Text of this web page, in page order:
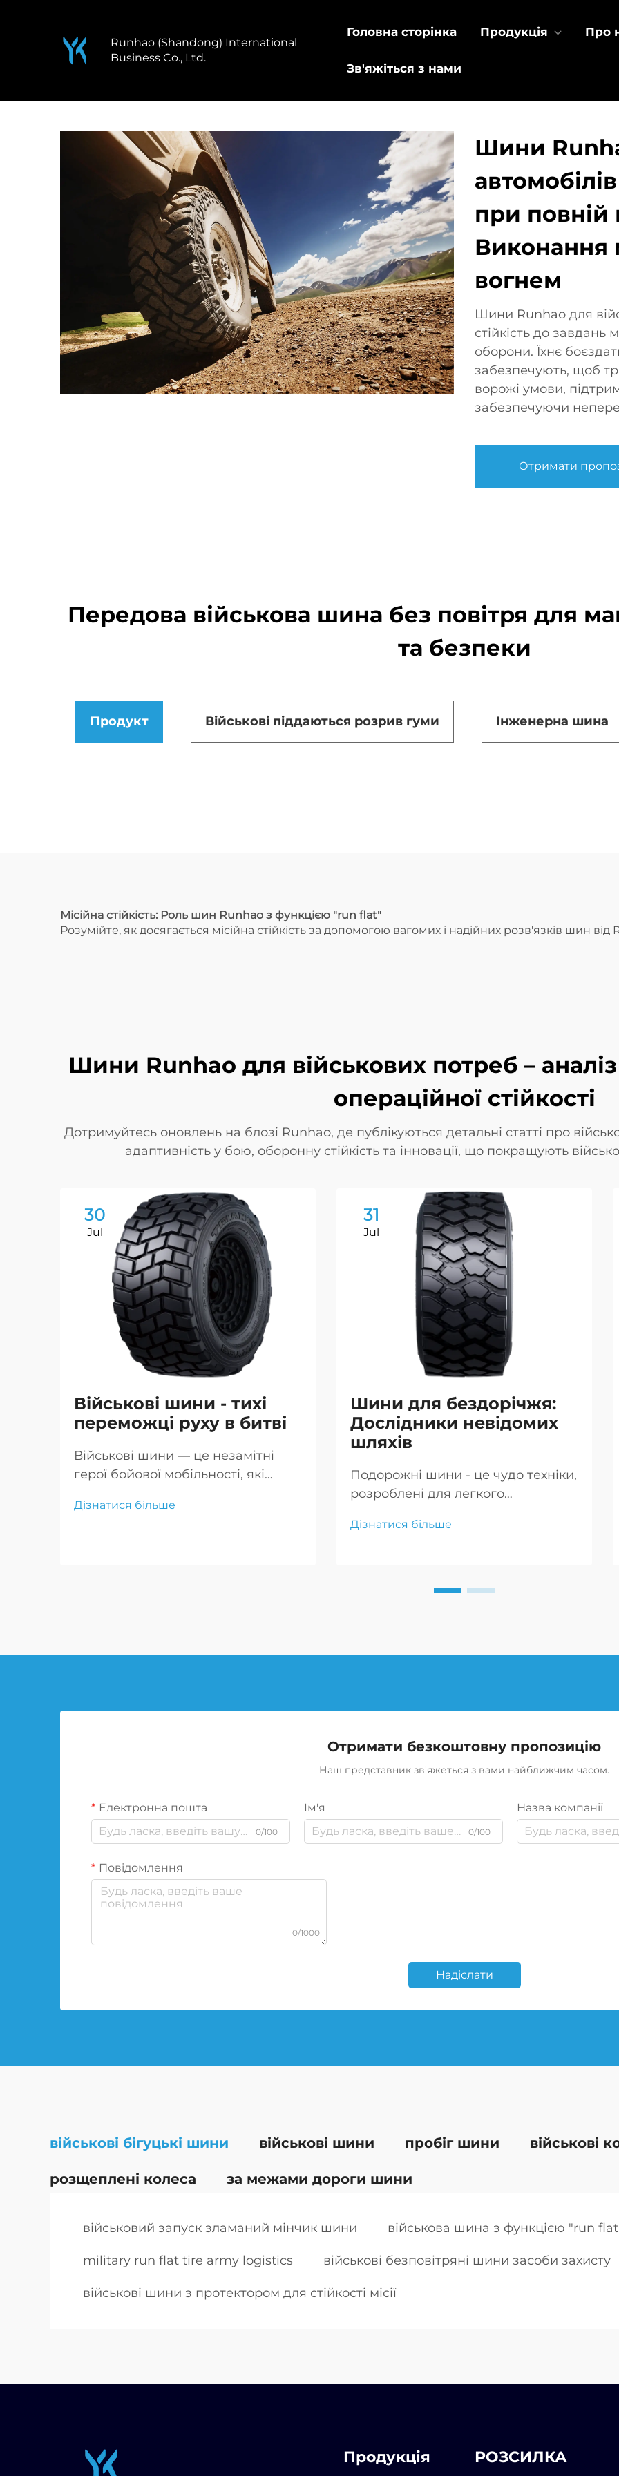
Runhao (Shandong) International
Business Co., Ltd.
Головна сторінка Продукція Про
Зв'яжіться з нами
Шини
при повній
Виконання
вогнем
Шини Runhao для
стійкість до завдань
оборони. Їхнє
забезпечують, щоб
ворожі умови,
забезпечуючи
Отримати
Передова військова шина без повітря для
та безпеки
Продукт Військові піддаються розрив гуми Інженерна шина
Місійна стійкість: Роль шин Runhao з функцією "run flat"
Розумійте, як досягається місійна стійкість за допомогою вагомих і надійних розв'язків шин від
Шини Runhao для військових потреб –
операційної стійкості
Дотримуйтесь оновлень на блозі Runhao, де публікуються детальні статті про
адаптивність у бою, оборонну стійкість та інновації, що покращують
30
Jul
Військові шини - тихі
переможці руху в битві
Військові шини — це незамітні
герої бойової мобільності, які
транспорту по складних теренах
Дізнатися більше
31
Jul
Шини для бездорічжя:
Дослідники невідомих
шляхів
Подорожні шини - це чудо техніки,
розроблені для легкого
місцевостям, що дозволяє
Дізнатися більше
Отримати безкоштовну пропозицію
Наш представник зв'яжеться з вами найближчим часом.
Електронна пошта
0/100
Ім'я
0/100
Назва компанії
Повідомлення
0/1000
Надіслати
військові бігуцькі шини військові шини пробіг шини військові
розщеплені колеса за межами дороги шини
військовий запуск зламаний мінчик шини військова шина з функцією "run
military run flat tire army logistics військові безповітряні шини засоби захисту
військові шини з протектором для стійкості місії
Продукція РОЗСИЛКА